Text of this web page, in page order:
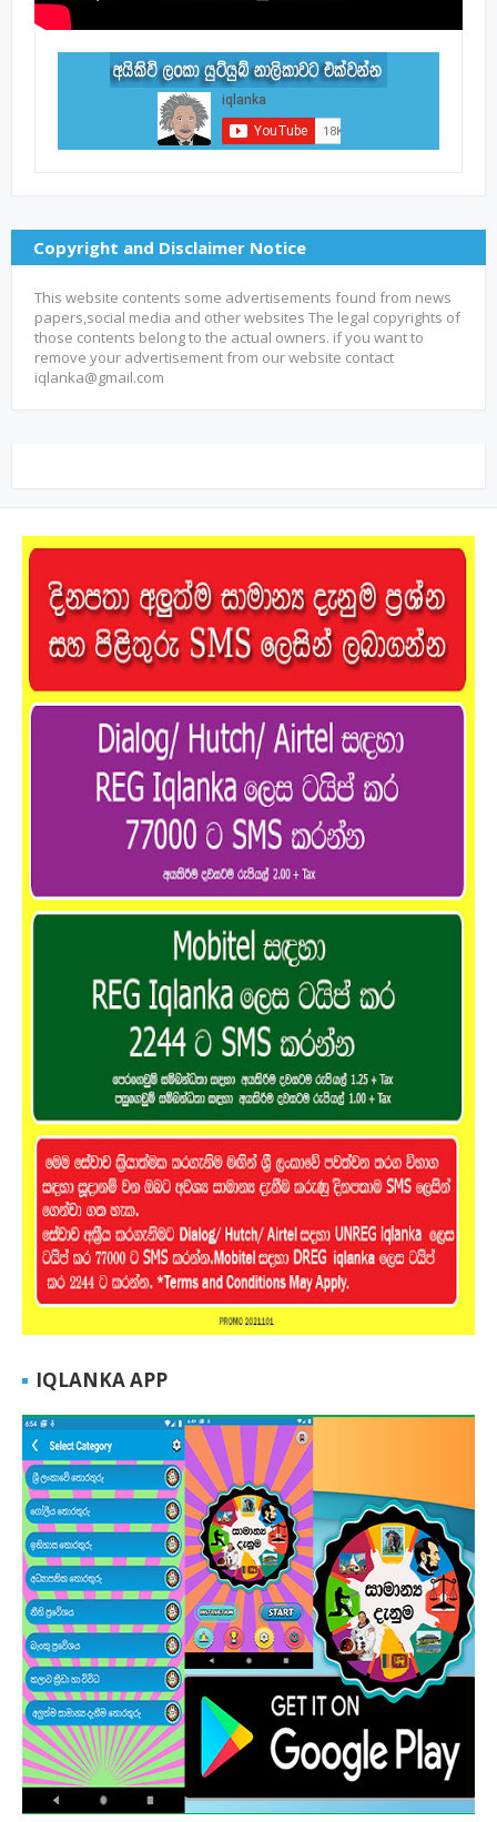
Copyright and Disclaimer Notice
This website contents some advertisements found from news
papers,social media and other websites The legal copyrights of
those contents belong to the actual owners. if you want to
remove your advertisement from our website contact
iqlanka@gmail.com
IQLANKA APP